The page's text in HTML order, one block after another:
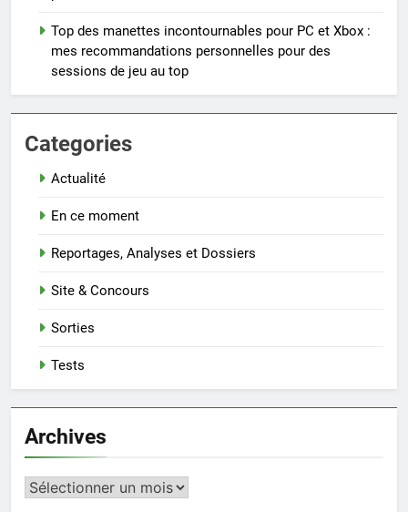
Top des manettes incontournables pour PC et Xbox :
mes recommandations personnelles pour des
sessions de jeu au top
Categories
Actualité
En ce moment
Reportages, Analyses et Dossiers
Site & Concours
Sorties
Tests
Archives
Archives